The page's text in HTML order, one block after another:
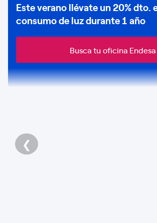
Este verano llévate un20% dto.
consumo deluz durante 1 año
Busca tu oficina Endesa
❮